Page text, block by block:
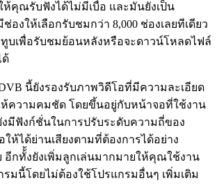
ห้คุณรับฟังได้ไม่มีเบื่อ และมันยังเป็น
องให้เลือกรับชมกว่า 8,000 ช่องเลยทีเดียว
ทูบเพื่อรับชมย้อนหลังหรือจะดาวน์โหลดไฟล์
ด้
นี้ยังรองรับภาพวิดีโอที่มีความละเอียด
ห้ความคมชัด โดยขึ้นอยู่กับหน้าจอที่ใช้งาน
มีฟังก์ชั่นในการปรับระดับความถี่ของ
อให้ได้ย่านเสียงตามที่ต้องการได้อย่าง
อีกทั้้งยังเพิ่มลูกเล่นมากมายให้คุณใช้งาน
มนี้โดยไม่ต้องใช้โปรแกรมอื่นๆ เพิ่มเติม